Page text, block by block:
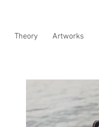
Theory Artworks